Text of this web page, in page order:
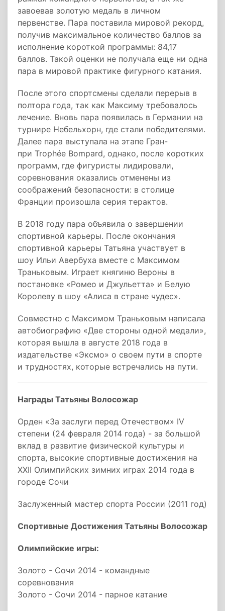
завоевав золотую медаль в личном
первенстве. Пара поставила мировой рекорд,
получив максимальное количество баллов за
исполнение короткой программы: 84,17
баллов. Такой оценки не получала еще ни одна
пара в мировой практике фигурного катания.
После этого спортсмены сделали перерыв в
полтора года, так как Максиму требовалось
лечение. Вновь пара появилась в Германии на
турнире Небельхорн, где стали победителями.
Далее пара выступала на этапе Гран-
при Trophée Bompard, однако, после коротких
программ, где фигуристы лидировали,
соревнования оказались отменены из
соображений безопасности: в столице
Франции произошла серия терактов.
В 2018 году пара объявила о завершении
спортивной карьеры. После окончания
спортивной карьеры Татьяна участвует в
шоу Ильи Авербуха вместе с Максимом
Траньковым. Играет княгиню Вероны в
постановке «Ромео и Джульетта» и Белую
Королеву в шоу «Алиса в стране чудес».
Совместно с Максимом Траньковым написала
автобиографию «Две стороны одной медали»,
которая вышла в августе 2018 года в
издательстве «Эксмо» о своем пути в спорте
и трудностях, которые встречались на пути.
Награды Татьяны Волосожар
Орден «За заслуги перед Отечеством» IV
степени (24 февраля 2014 года) - за большой
вклад в развитие физической культуры и
спорта, высокие спортивные достижения на
XXII Олимпийских зимних играх 2014 года в
городе Сочи
Заслуженный мастер спорта России (2011 год)
Спортивные Достижения Татьяны Волосожар
Олимпийские игры:
Золото - Сочи 2014 - командные
соревнования
Золото - Сочи 2014 - парное катание